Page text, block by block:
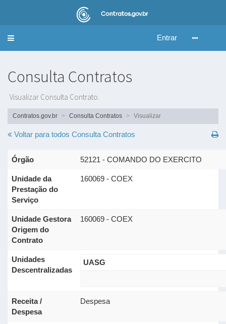
Alternar
Entrar
Consulta Contratos
Visualizar Consulta Contrato.
Contratos.gov.br Consulta Contratos Visualizar
Voltar para todos Consulta Contratos
Órgão 52121 - COMANDO DO EXERCITO
Unidade da
Prestação do
Serviço
160069 - COEX
Unidade Gestora
Origem do
Contrato
160069 - COEX
Unidades
Descentralizadas
UASG
Receita /
Despesa
Despesa